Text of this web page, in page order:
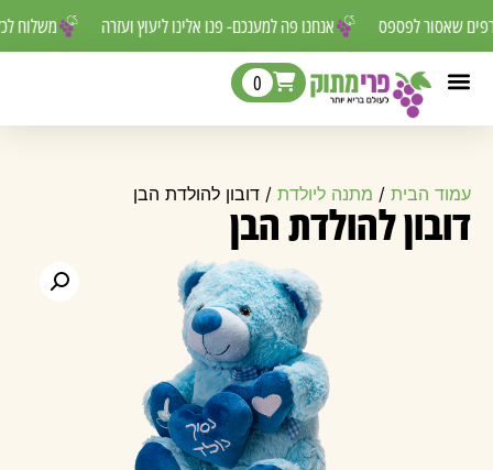
אנחנו פה למענכם- פנו אלינו ליעוץ ועזרה שאסור לפספס
0
עמוד הבית/ מתנה ליולדת/ דובון להולדת הבן
דובון להולדת הבן